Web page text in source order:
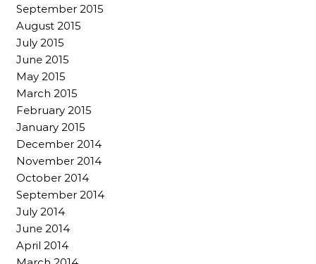
September 2015
August 2015
July 2015
June 2015
May 2015
March 2015
February 2015
January 2015
December 2014
November 2014
October 2014
September 2014
July 2014
June 2014
April 2014